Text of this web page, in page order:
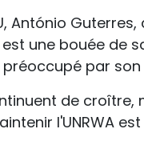
António
est une bouée de
par son
de
l'UNRWA